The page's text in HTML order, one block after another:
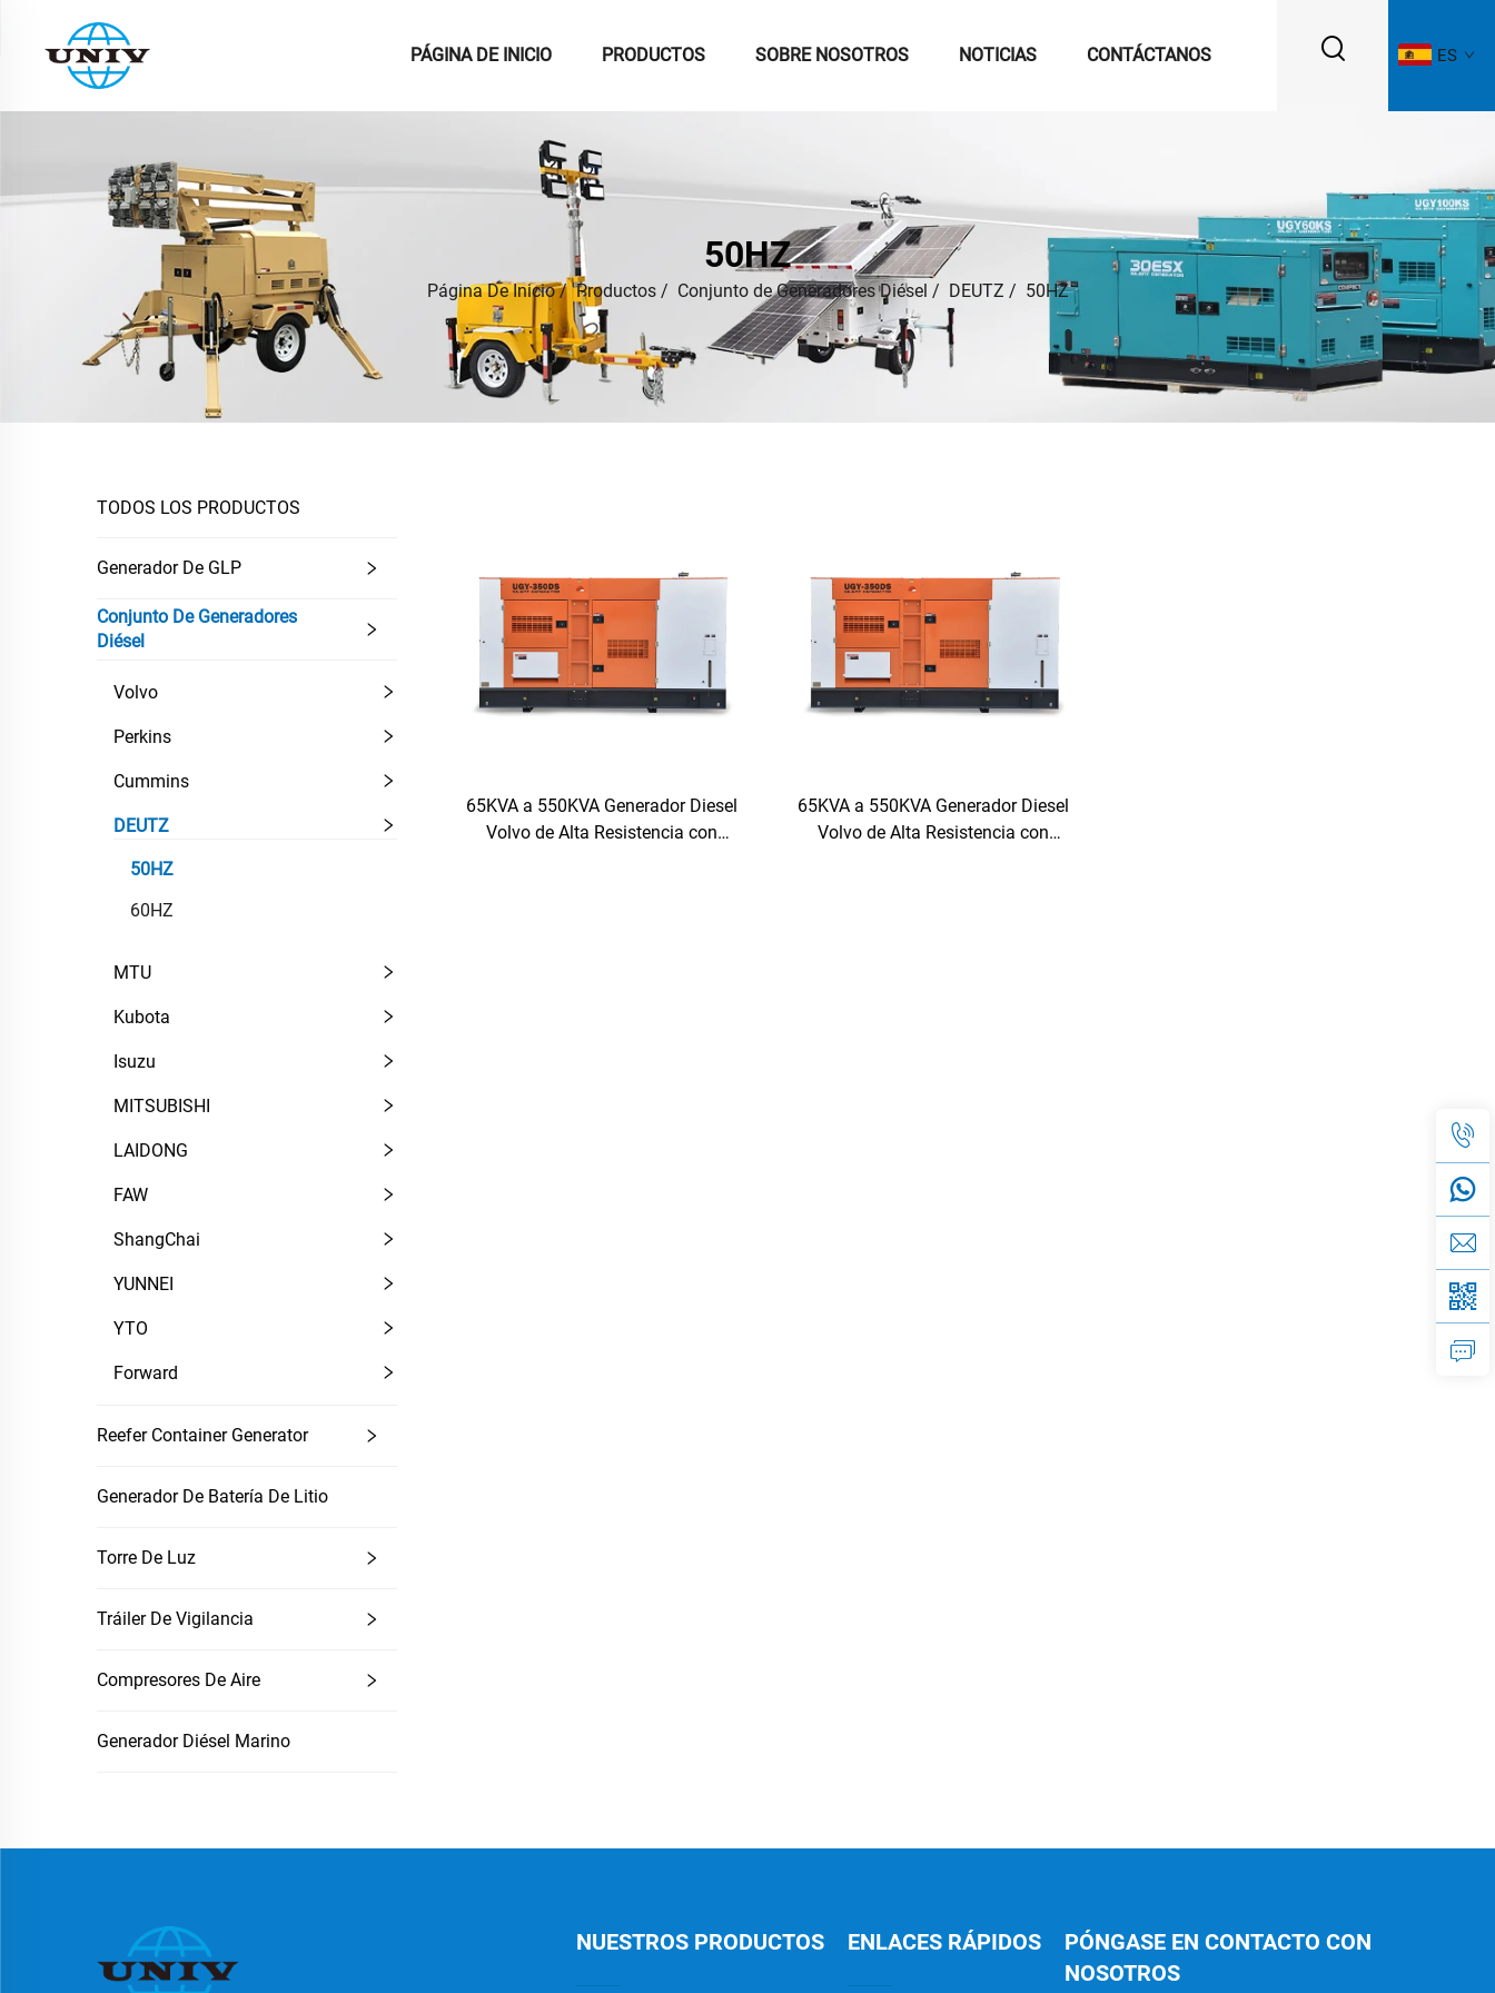
PÁGINA DE INICIO PRODUCTOS SOBRE NOSOTROS NOTICIAS CONTÁCTANOS ES
50HZ
Página De Inicio/Productos/ Conjunto de Generadores Diésel / DEUTZ / 50HZ
TODOS LOS PRODUCTOS
Generador De GLP
Conjunto De Generadores
Diésel
Volvo
Perkins
Cummins
DEUTZ
50HZ
60HZ
MTU
Kubota
Isuzu
MITSUBISHI
LAIDONG
FAW
ShangChai
YUNNEI
YTO
Forward
Reefer Container Generator
Generador De Batería De Litio
Torre De Luz
Tráiler De Vigilancia
Compresores De Aire
Generador Diésel Marino
65KVA a 550KVA Generador Diesel
Volvo de Alta Resistencia con
65KVA a 550KVA Generador Diesel
Volvo de Alta Resistencia con
NUESTROS PRODUCTOS ENLACES RÁPIDOS
PÓNGASE EN CONTACTO CON
NOSOTROS